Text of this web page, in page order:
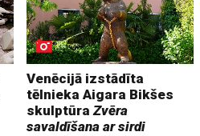
Venēcijā izstādīta
tēlnieka Aigara Bikšes
skulptūraZvēra
savaldīšana ar sirdi